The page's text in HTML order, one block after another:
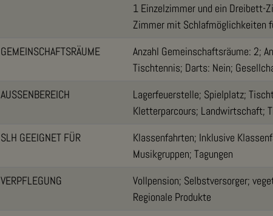
1 Einzelzimmer und ein Dreibett-
Zimmer mit Schlafmöglichkeiten
GEMEINSCHAFTSRÄUME
Anzahl Gemeinschaftsräume: 2;
Tischtennis; Darts: Nein;
AUSSENBEREICH
Lagerfeuerstelle; Spielplatz;
Kletterparcours; Landwirtschaft;
SLH GEEIGNET FÜR
Klassenfahrten; Inklusive
Musikgruppen; Tagungen
VERPFLEGUNG
Vollpension; Selbstversorger;
Regionale Produkte